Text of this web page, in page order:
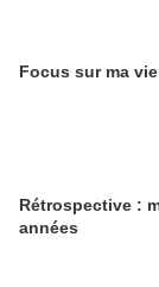
Focus sur ma
Rétrospective :
années